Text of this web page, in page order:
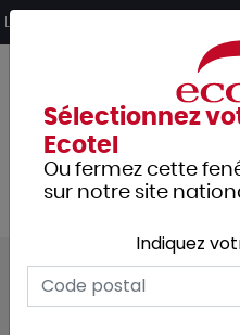
Livraison offerte dès 249€ HT
Nos produits
article(s)
Sélectionnez
Ecotel
Ou fermez cette
sur notre site
Indiquez
Panneau de gestion des